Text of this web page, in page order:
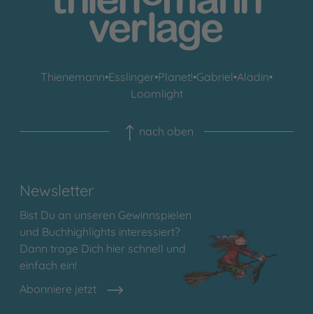
Thienemann•Esslinger•Planet!•Gabriel•Aladin•
Loomlight
nach oben
Newsletter
Bist Du an unseren Gewinnspielen
und Buchhighlights interessiert?
Dann trage Dich hier schnell und
einfach ein!
Abonniere jetzt